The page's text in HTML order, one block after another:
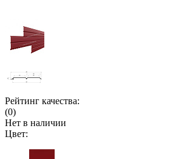
Рейтинг качества:
(0)
Нет в наличии
Цвет: